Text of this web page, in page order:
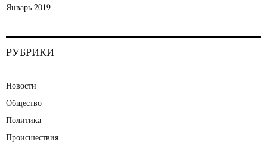
Январь 2019
РУБРИКИ
Новости
Общество
Политика
Происшествия